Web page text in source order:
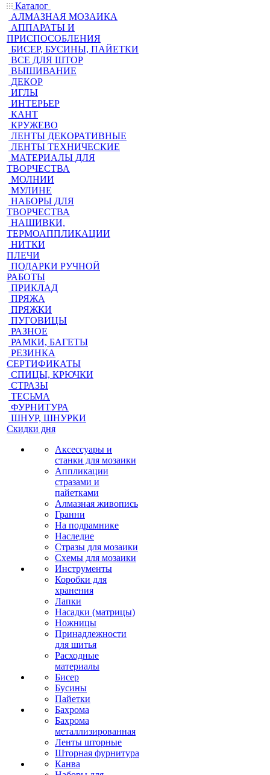
Каталог
АЛМАЗНАЯ МОЗАИКА
АППАРАТЫ И
ПРИСПОСОБЛЕНИЯ
БИСЕР, БУСИНЫ, ПАЙЕТКИ
ВСЕ ДЛЯ ШТОР
ВЫШИВАНИЕ
ДЕКОР
ИГЛЫ
ИНТЕРЬЕР
КАНТ
КРУЖЕВО
ЛЕНТЫ ДЕКОРАТИВНЫЕ
ЛЕНТЫ ТЕХНИЧЕСКИЕ
МАТЕРИАЛЫ ДЛЯ
ТВОРЧЕСТВА
МОЛНИИ
МУЛИНЕ
НАБОРЫ ДЛЯ
ТВОРЧЕСТВА
НАШИВКИ,
ТЕРМОАППЛИКАЦИИ
НИТКИ
ПЛЕЧИ
ПОДАРКИ РУЧНОЙ
РАБОТЫ
ПРИКЛАД
ПРЯЖА
ПРЯЖКИ
ПУГОВИЦЫ
РАЗНОЕ
РАМКИ, БАГЕТЫ
РЕЗИНКА
СЕРТИФИКАТЫ
СПИЦЫ, КРЮЧКИ
СТРАЗЫ
ТЕСЬМА
ФУРНИТУРА
ШНУР, ШНУРКИ
Скидки дня
Аксессуары и
станки для мозаики
Аппликации
стразами и
пайетками
Алмазная живопись
Гранни
На подрамнике
Наследие
Стразы для мозаики
Схемы для мозаики
Инструменты
Коробки для
хранения
Лапки
Насадки (матрицы)
Ножницы
Принадлежности
для шитья
Расходные
материалы
Бисер
Бусины
Пайетки
Бахрома
Бахрома
металлизированная
Ленты шторные
Шторная фурнитура
Канва